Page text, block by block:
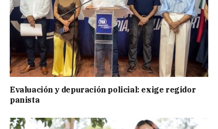
Evaluación y depuración policial: exige regidor
panista